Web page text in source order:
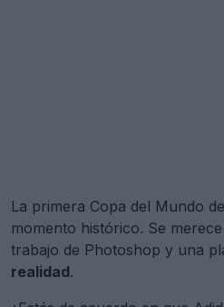
La primera Copa del Mundo
momento histórico. Se
trabajo de Photoshop y una
realidad.